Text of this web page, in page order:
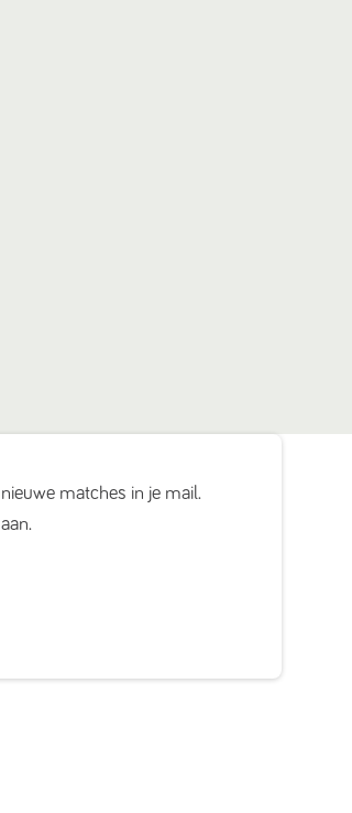
nieuwe matches in je mail.
aan.